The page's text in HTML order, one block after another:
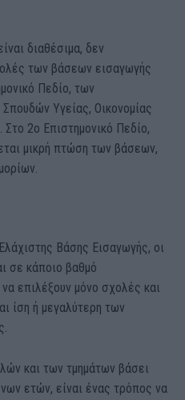
διαθέσιμα, δεν
των βάσεων εισαγωγής
Πεδίο, των
Υγείας, Οικονομίας
Στο 2ο Επιστημονικό Πεδίο,
μικρή πτώση των βάσεων,
Βάσης Εισαγωγής, οι
σε κάποιο βαθμό
επιλέξουν μόνο σχολές και
ίση ή μεγαλύτερη των
και των τμημάτων βάσει
ετών, είναι ένας τρόπος να